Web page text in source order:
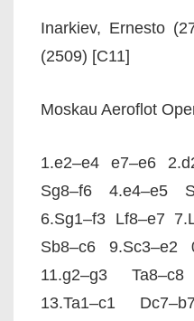
Inarkiev, Ernesto
(2509) [C11]
Moskau Aeroflot
1.e2–e4 e7–e6
Sg8–f6 4.e4–e5
6.Sg1–f3 Lf8–e7
Sb8–c6 9.Sc3–e2
11.g2–g3
13.Ta1–c1